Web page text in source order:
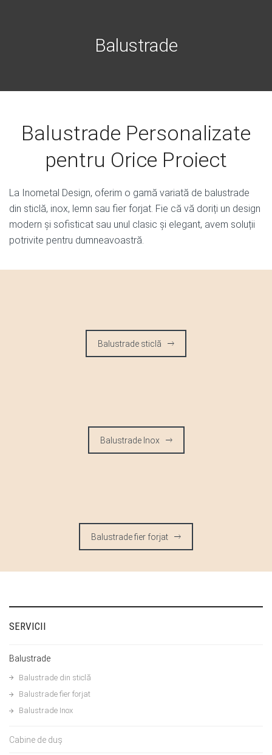
Balustrade
Balustrade Personalizate
pentru Orice Proiect
La Inometal Design, oferim o gamă variată de balustrade
din sticlă, inox, lemn sau fier forjat. Fie că vă doriți un design
modern și sofisticat sau unul clasic și elegant, avem soluții
potrivite pentru dumneavoastră.
Balustrade sticlă
Balustrade Inox
Balustrade fier forjat
SERVICII
Balustrade
Balustrade din sticlă
Balustrade fier forjat
Balustrade Inox
Cabine de duș